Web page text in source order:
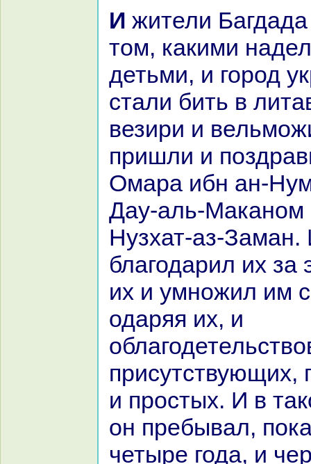
И жители Багдада услышали о
том, какими
детьми, и город
стали бить в
везири и
пришли и
Омаpa ибн ан-
Дау-аль-Маканом
Нузхат-аз-Заман.
благодарил их за
их и умножил им
одаряя их, и
присутствующих,
и простых. И в
он пребывал,
четыре года, и